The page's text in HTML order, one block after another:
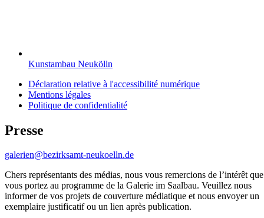
Kunstambau Neukölln
Déclaration relative à l'accessibilité numérique
Mentions légales
Politique de confidentialité
Presse
galerien@bezirksamt-neukoelln.de
Chers représentants des médias, nous vous remercions de l’intérêt que
vous portez au programme de la Galerie im Saalbau. Veuillez nous
informer de vos projets de couverture médiatique et nous envoyer un
exemplaire justificatif ou un lien après publication.